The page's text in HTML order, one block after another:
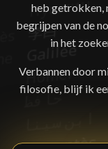
heb getrokken,
begrijpen van de
in het
Verbannen door
filosofie, blijf ik